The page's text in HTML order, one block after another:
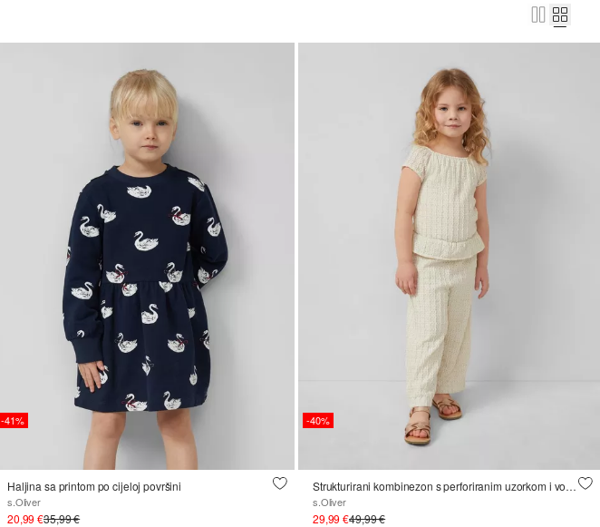
-41%
Haljina sa printom po cijeloj površini
s.Oliver
20,99 €35,99 €
-40%
Strukturirani kombinezon s perforiranim uzorkom i volanima
s.Oliver
29,99 €49,99 €